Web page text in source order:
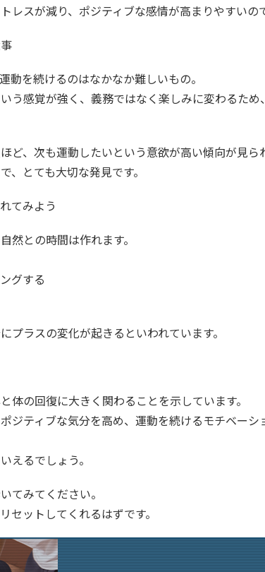
スが減り、ポジティブな感情が高まりやすいの
動を続けるのはなかなか難しいもの。
う感覚が強く、義務ではなく楽しみに変わるため
ど、次も運動したいという意欲が高い傾向が見ら
、とても大切な発見です。
てみよう
然との時間は作れます。
グする
プラスの変化が起きるといわれています。
体の回復に大きく関わることを示しています。
ジティブな気分を高め、運動を続けるモチベーシ
えるでしょう。
てみてください。
セットしてくれるはずです。